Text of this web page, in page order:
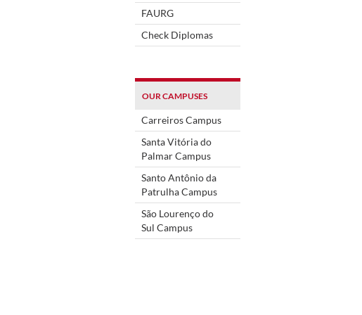
FAURG
Check Diplomas
OUR CAMPUSES
Carreiros Campus
Santa Vitória do
Palmar Campus
Santo Antônio da
Patrulha Campus
São Lourenço do
Sul Campus